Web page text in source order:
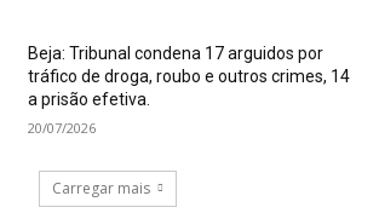
Beja: Tribunal condena 17 arguidos por
tráfico de droga, roubo e outros crimes, 14
a prisão efetiva.
20/07/2026
Carregar mais